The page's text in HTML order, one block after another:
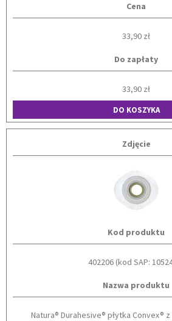
Cena
33,90 zł
Do zapłaty
33,90 zł
DO KOSZYKA
Zdjęcie
Kod produktu
402206 (kod SAP:
Nazwa produktu
Natura® Durahesive® płytka Convex®